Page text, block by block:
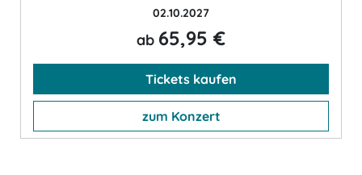
02.10.2027
ab 65,95 €
Tickets kaufen
zum Konzert